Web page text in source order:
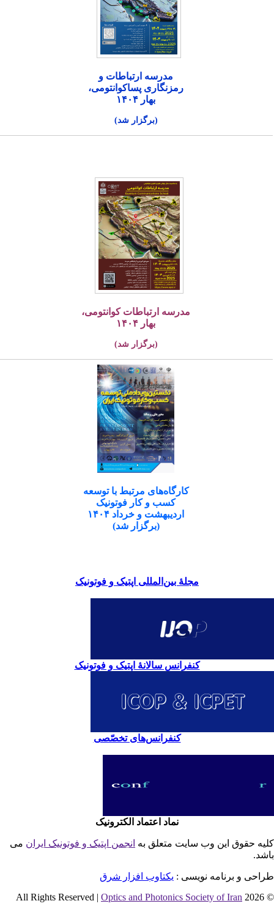
مدرسه ارتباطات و
رمزنگاری پساکوانتومی،
بهار ۱۴۰۴
(برگزار شد)
مدرسه ارتباطات کوانتومی،
بهار ۱۴۰۴
(برگزار شد)
کارگاه‌های مرتبط با توسعه
کسب و کار فوتونیک
اردیبهشت و خرداد ۱۴۰۴
(برگزار شد)
مجلۀ بین‌المللی اپتیک و فوتونیک
کنفرانس سالانۀ اپتیک و فوتونیک
کنفرانس‌های تخصّصی
نماد اعتماد الکترونیک
حقوق این وب سایت متعلق بهانجمن اپتیک و فوتونیک ایران می
و برنامه نویسی : یکتاوب افزار شرق
©
Optics and Photonics Society of Iran